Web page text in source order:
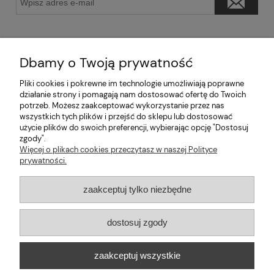
Pomoc
Moje konto
Informacje
2026 © mabaje
Sklep internetowy Shoper Premium
Tel.:534736451| NIP: 6772370993 REGON:
122658200
Dbamy o Twoją prywatność
Pliki cookies i pokrewne im technologie umożliwiają poprawne
działanie strony i pomagają nam dostosować ofertę do Twoich
potrzeb. Możesz zaakceptować wykorzystanie przez nas
wszystkich tych plików i przejść do sklepu lub dostosować
użycie plików do swoich preferencji, wybierając opcję "Dostosuj
zgody".
Więcej o plikach cookies przeczytasz w naszej Polityce
prywatności.
zaakceptuj tylko niezbędne
dostosuj zgody
zaakceptuj wszystkie